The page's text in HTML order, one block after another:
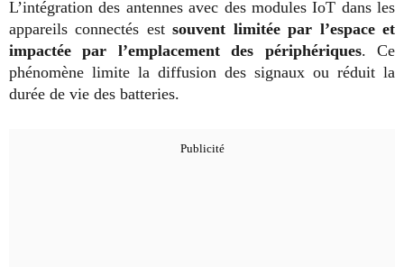
L’intégration des antennes avec des modules IoT dans les
appareils connectés estsouvent limitée par l’espace et
impactée par l’emplacement des périphériques. Ce
phénomène limite la diffusion des signaux ou réduit la
durée de vie des batteries.